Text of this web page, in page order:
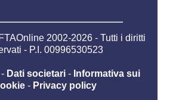
2002-2026 - Tutti i diritti
- P.I. 00996530523
Dati societari- Informativa sui
- Privacy policy